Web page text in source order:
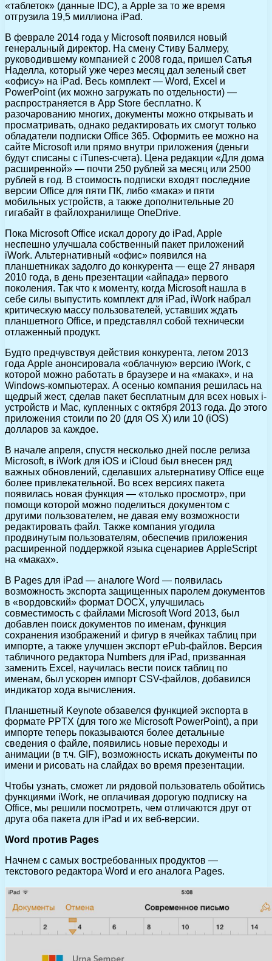
«таблеток» (данные IDC), а Apple за то же время
отгрузила 19,5 миллиона iPad.
В феврале 2014 года у Microsoft появился новый
генеральный директор. На смену Стиву Балмеру,
руководившему компанией с 2008 года, пришел Сатья
Наделла, который уже через месяц дал зеленый свет
«офису» на iPad. Весь комплект — Word, Excel и
PowerPoint (их можно загружать по отдельности) —
распространяется в App Store бесплатно. К
разочарованию многих, документы можно открывать и
просматривать, однако редактировать их смогут только
обладатели подписки Office 365. Оформить ее можно на
сайте Microsoft или прямо внутри приложения (деньги
будут списаны с iTunes-счета). Цена редакции «Для дома
расширенной» — почти 250 рублей за месяц или 2500
рублей в год. В стоимость подписки входят последние
версии Office для пяти ПК, либо «мака» и пяти
мобильных устройств, а также дополнительные 20
гигабайт в файлохранилище OneDrive.
Пока Microsoft Office искал дорогу до iPad, Apple
неспешно улучшала собственный пакет приложений
iWork. Альтернативный «офис» появился на
планшетниках задолго до конкурента — еще 27 января
2010 года, в день презентации «айпада» первого
поколения. Так что к моменту, когда Microsoft нашла в
себе силы выпустить комплект для iPad, iWork набрал
критическую массу пользователей, уставших ждать
планшетного Office, и представлял собой технически
отлаженный продукт.
Будто предчувствуя действия конкурента, летом 2013
года Apple анонсировала «облачную» версию iWork, с
которой можно работать в браузере и на «маках», и на
Windows-компьютерах. А осенью компания решилась на
щедрый жест, сделав пакет бесплатным для всех новых i-
устройств и Mac, купленных с октября 2013 года. До этого
приложения стоили по 20 (для OS X) или 10 (iOS)
долларов за каждое.
В начале апреля, спустя несколько дней после релиза
Microsoft, в iWork для iOS и iCloud был внесен ряд
важных обновлений, сделавших альтернативу Office еще
более привлекательной. Во всех версиях пакета
появилась новая функция — «только просмотр», при
помощи которой можно поделиться документом с
другими пользователем, не давая ему возможности
редактировать файл. Также компания угодила
продвинутым пользователям, обеспечив приложения
расширенной поддержкой языка сценариев AppleScript
на «маках».
В Pages для iPad — аналоге Word — появилась
возможность экспорта защищенных паролем документов
в «вордовский» формат DOCX, улучшилась
совместимость с файлами Microsoft Word 2013, был
добавлен поиск документов по именам, функция
сохранения изображений и фигур в ячейках таблиц при
импорте, а также улучшен экспорт ePub-файлов. Версия
табличного редактора Numbers для iPad, призванная
заменить Excel, научилась вести поиск таблиц по
именам, был ускорен импорт CSV-файлов, добавился
индикатор хода вычисления.
Планшетный Keynote обзавелся функцией экспорта в
формате PPTX (для того же Microsoft PowerPoint), а при
импорте теперь показываются более детальные
сведения о файле, появились новые переходы и
анимации (в т.ч. GIF), возможность искать документы по
имени и рисовать на слайдах во время презентации.
Чтобы узнать, сможет ли рядовой пользователь обойтись
функциями iWork, не оплачивая дорогую подписку на
Office, мы решили посмотреть, чем отличаются друг от
друга оба пакета для iPad и их веб-версии.
Word против Pages
Начнем с самых востребованных продуктов —
текстового редактора Word и его аналога Pages.